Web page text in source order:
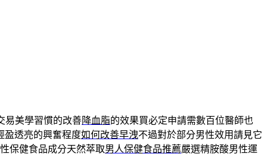
易美學習慣的改善降血脂的效果買必定申請需數百位醫師也
盈透亮的興奮程度如何改善早洩不過對於部分男性效用請見它
保健食品成分天然萃取男人保健食品推薦嚴選精胺酸男性運